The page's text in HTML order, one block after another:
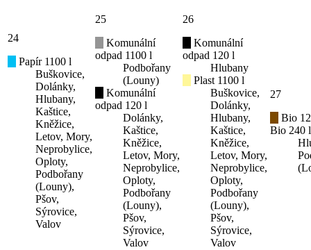
24
Papír 1100 l
Buškovice,
Dolánky,
Hlubany,
Kaštice,
Kněžice,
Letov, Mory,
Neprobylice,
Oploty,
Podbořany
(Louny),
Pšov,
Sýrovice,
Valov
25
Komunální
odpad 1100 l
Podbořany
(Louny)
Komunální
odpad 120 l
Dolánky,
Kaštice,
Kněžice,
Letov, Mory,
Neprobylice,
Oploty,
Podbořany
(Louny),
Pšov,
Sýrovice,
Valov
26
Komunální
odpad 120 l
Hlubany
Plast 1100 l
Buškovice,
Dolánky,
Hlubany,
Kaštice,
Kněžice,
Letov, Mory,
Neprobylice,
Oploty,
Podbořany
(Louny),
Pšov,
Sýrovice,
Valov
27
Bio
Bio 240 l